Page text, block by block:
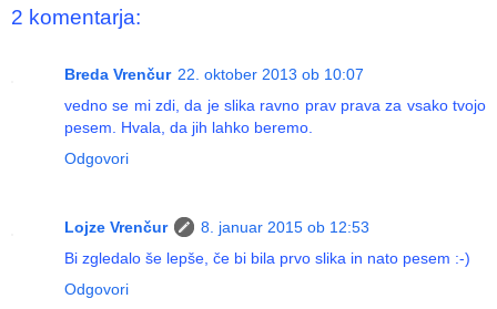
2 komentarja:
Breda Vrenčur 22. oktober 2013 ob 10:07
vedno se mi zdi, da je slika ravno prav prava za vsako tvojo
pesem. Hvala, da jih lahko beremo.
Odgovori
Lojze Vrenčur
8. januar 2015 ob 12:53
Bi zgledalo še lepše, če bi bila prvo slika in nato pesem :-)
Odgovori